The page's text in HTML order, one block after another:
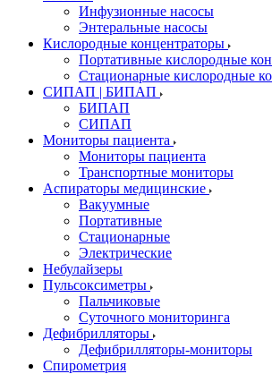
Инфузионные насосы
Энтеральные насосы
Кислородные концентраторы
Портативные кислородные
Стационарные кислородные
СИПАП | БИПАП
БИПАП
СИПАП
Мониторы пациента
Мониторы пациента
Транспортные мониторы
Аспираторы медицинские
Вакуумные
Портативные
Стационарные
Электрические
Небулайзеры
Пульсоксиметры
Пальчиковые
Суточного мониторинга
Дефибрилляторы
Дефибрилляторы-мониторы
Спирометрия